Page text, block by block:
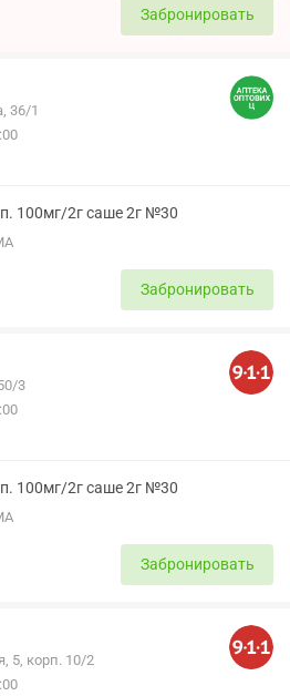
Забронировать
36/1
100мг/2г саше 2г №30
Забронировать
3
100мг/2г саше 2г №30
Забронировать
5, корп. 10/2